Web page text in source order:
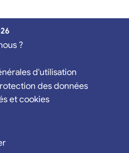
?
d'utilisation
des données
et cookies